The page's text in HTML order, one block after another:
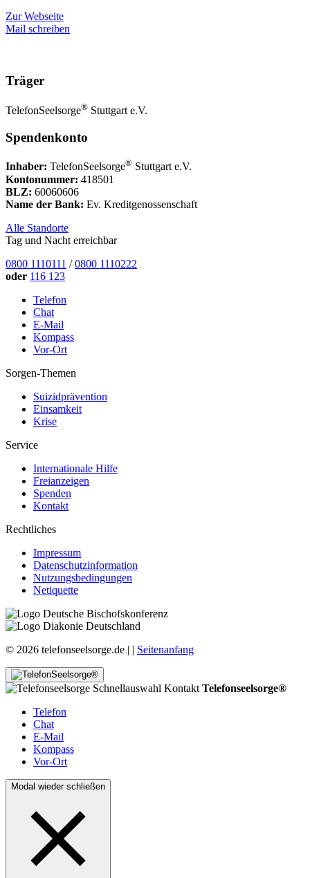
Zur Webseite
Mail schreiben
Träger
TelefonSeelsorge® Stuttgart e.V.
Spendenkonto
Inhaber: TelefonSeelsorge® Stuttgart e.V.
Kontonummer: 418501
BLZ: 60060606
Name der Bank: Ev. Kreditgenossenschaft
Alle Standorte
Tag und Nacht erreichbar
0800 1110111 /0800 1110222
oder 116 123
Telefon
Chat
E-Mail
Kompass
Vor-Ort
Sorgen-Themen
Suizidprävention
Einsamkeit
Krise
Service
Internationale Hilfe
Freianzeigen
Spenden
Kontakt
Rechtliches
Impressum
Datenschutzinformation
Nutzungsbedingungen
Netiquette
© 2026 telefonseelsorge.de | | Seitenanfang
Telefonseelsorge®
Telefon
Chat
E-Mail
Kompass
Vor-Ort
Modal wieder schließen